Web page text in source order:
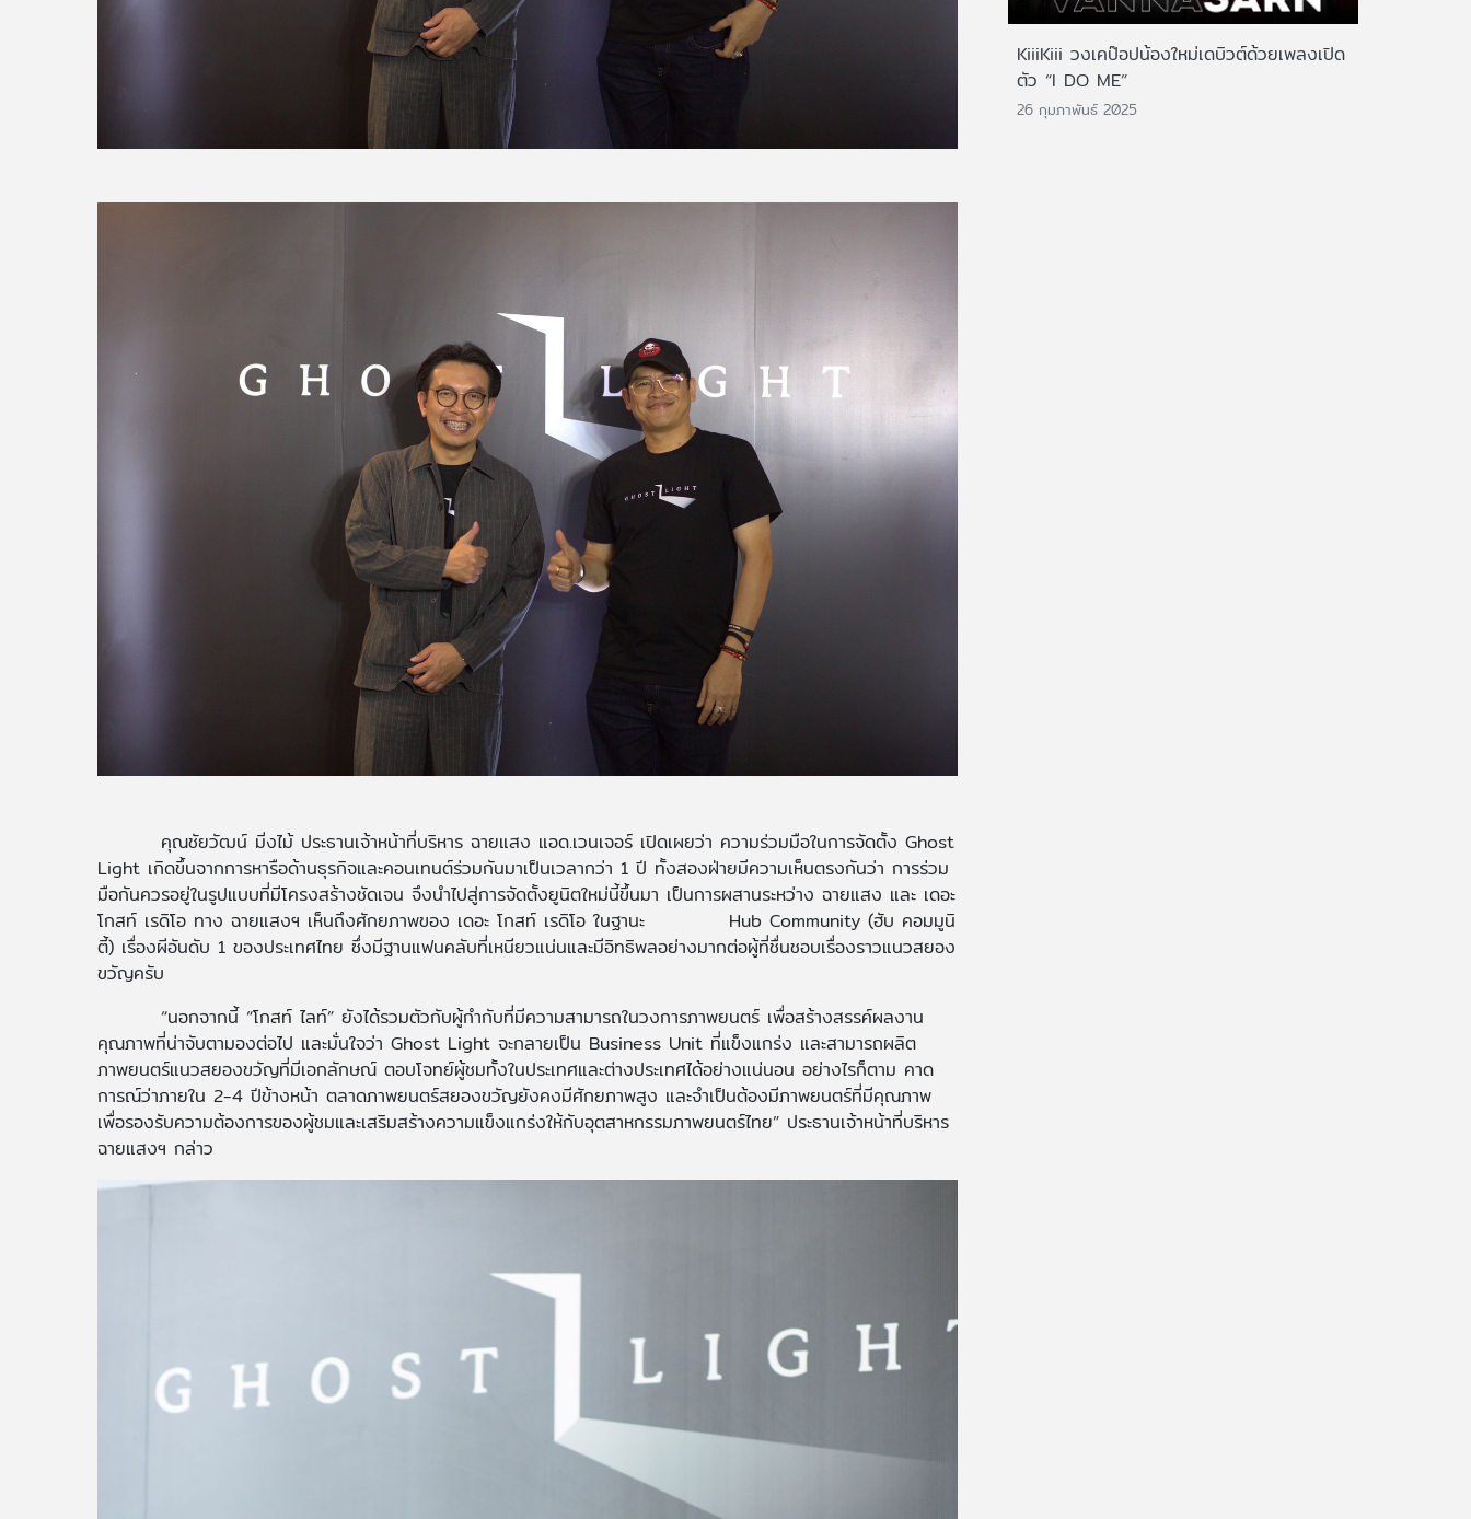
คุณชัยวัฒน์ มิ่งไม้ ประธานเจ้าหน้าที่บริหาร ฉายแสง แอด.เวนเจอร์ เปิดเผยว่า ความร่วมมือในการจัดตั้ง Ghost
Light เกิดขึ้นจากการหารือด้านธุรกิจและคอนเทนต์ร่วมกันมาเป็นเวลากว่า 1 ปี ทั้งสองฝ่ายมีความเห็นตรงกันว่า การร่วม
มือกันควรอยู่ในรูปแบบที่มีโครงสร้างชัดเจน จึงนำไปสู่การจัดตั้งยูนิตใหม่นี้ขึ้นมา เป็นการผสานระหว่าง ฉายแสง และ เดอะ
โกสท์ เรดิโอ ทาง ฉายแสงฯ เห็นถึงศักยภาพของ เดอะ โกสท์ เรดิโอ ในฐานะ Hub Community (ฮับ คอมมูนิ
ตี้) เรื่องผีอันดับ 1 ของประเทศไทย ซึ่งมีฐานแฟนคลับที่เหนียวแน่นและมีอิทธิพลอย่างมากต่อผู้ที่ชื่นชอบเรื่องราวแนวสยอง
ขวัญครับ
“นอกจากนี้ “โกสท์ ไลท์” ยังได้รวมตัวกับผู้กำกับที่มีความสามารถในวงการภาพยนตร์ เพื่อสร้างสรรค์ผลงาน
คุณภาพที่น่าจับตามองต่อไป และมั่นใจว่า Ghost Light จะกลายเป็น Business Unit ที่แข็งแกร่ง และสามารถผลิต
ภาพยนตร์แนวสยองขวัญที่มีเอกลักษณ์ ตอบโจทย์ผู้ชมทั้งในประเทศและต่างประเทศได้อย่างแน่นอน อย่างไรก็ตาม คาด
การณ์ว่าภายใน 2-4 ปีข้างหน้า ตลาดภาพยนตร์สยองขวัญยังคงมีศักยภาพสูง และจำเป็นต้องมีภาพยนตร์ที่มีคุณภาพ
เพื่อรองรับความต้องการของผู้ชมและเสริมสร้างความแข็งแกร่งให้กับอุตสาหกรรมภาพยนตร์ไทย” ประธานเจ้าหน้าที่บริหาร
ฉายแสงฯ กล่าว
KiiiKiii วงเคป๊อปน้องใหม่เดบิวต์ด้วยเพลงเปิด
ตัว “I DO ME”
26 กุมภาพันธ์ 2025